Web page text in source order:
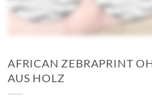
AFRICAN ZEBRAPRINT
AUS HOLZ